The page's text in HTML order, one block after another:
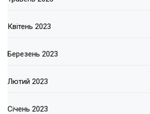
Квітень 2023
Березень 2023
Лютий 2023
Січень 2023